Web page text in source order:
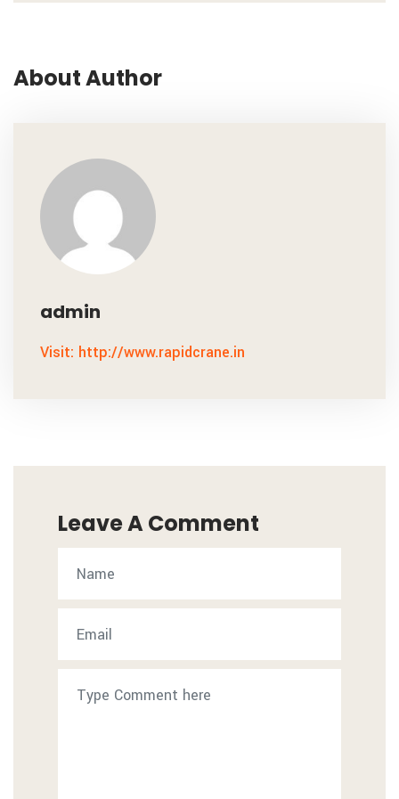
About Author
admin
Visit: http://www.rapidcrane.in
Leave A Comment